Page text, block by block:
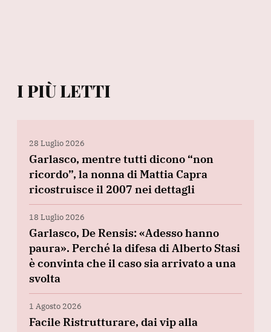
I PIÙ LETTI
28 Luglio 2026
Garlasco, mentre tutti dicono “non
ricordo”, la nonna di Mattia Capra
ricostruisce il 2007 nei dettagli
18 Luglio 2026
Garlasco, De Rensis: «Adesso hanno
paura». Perché la difesa di Alberto Stasi
è convinta che il caso sia arrivato a una
svolta
1 Agosto 2026
Facile Ristrutturare, dai vip alla